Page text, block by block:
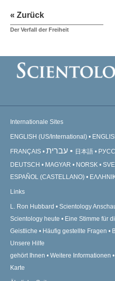
« Zurück
Der Verfall der Freiheit
Internationale Sites
ENGLISH (US/International)
FRANÇAIS עברית 日本語
DEUTSCH
MAGYAR NORSK
ESPAÑOL (CASTELLANO)
Links
L. Ron Hubbard Scientology
Scientology heute
Eine Stimme für
Geistliche
Häufig gestellte Fragen
Unsere Hilfe
gehört Ihnen
Weitere Informationen
Karte